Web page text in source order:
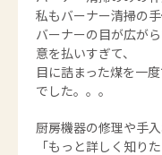
私もバーナー清掃の
バーナーの目が広が
意を払いすぎて、
目に詰まった煤を一
でした。。。
厨房機器の修理や手
「もっと詳しく知り